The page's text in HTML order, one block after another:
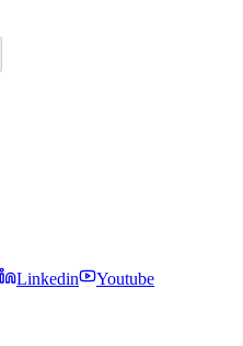
Linkedin Youtube